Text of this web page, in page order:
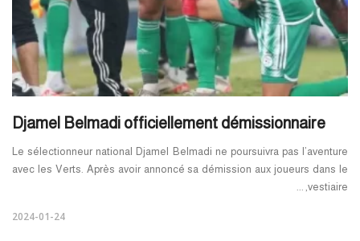
Djamel Belmadi officiellement démissionnaire
Le sélectionneur national Djamel Belmadi ne poursuivra pas l’aventure
avec les Verts. Après avoir annoncé sa démission aux joueurs dans le
vestiaire, ...
2024-01-24